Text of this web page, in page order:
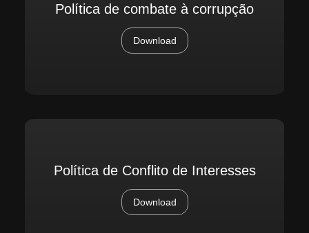
Política de combate à corrupção
Download
Política de Conflito de Interesses
Download